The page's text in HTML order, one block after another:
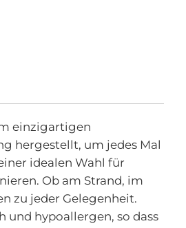
einzigartigen
hergestellt, um jedes Mal
idealen Wahl für
Ob am Strand, im
zu jeder Gelegenheit.
und hypoallergen, so dass